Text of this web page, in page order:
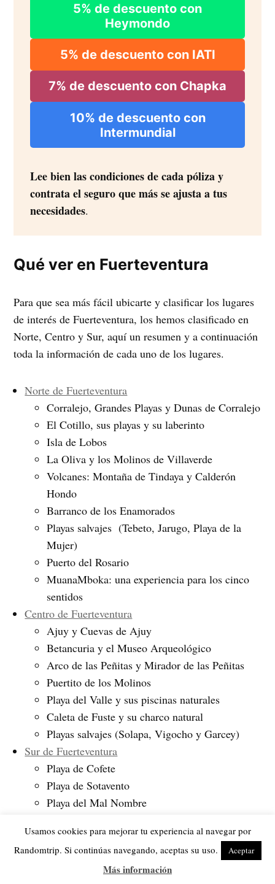
5% de descuento con
Heymondo
5% de descuento con IATI
7% de descuento con Chapka
10% de descuento con
Intermundial
Lee bien las condiciones de cada póliza y
contrata el seguro que más se ajusta a tus
necesidades.
Qué ver en Fuerteventura
Para que sea más fácil ubicarte y clasificar los lugares
de interés de Fuerteventura, los hemos clasificado en
Norte, Centro y Sur, aquí un resumen y a continuación
toda la información de cada uno de los lugares.
Norte de Fuerteventura
Corralejo, Grandes Playas y Dunas de Corralejo
El Cotillo, sus playas y su laberinto
Isla de Lobos
La Oliva y los Molinos de Villaverde
Volcanes: Montaña de Tindaya y Calderón
Hondo
Barranco de los Enamorados
Playas salvajes (Tebeto, Jarugo, Playa de la
Mujer)
Puerto del Rosario
MuanaMboka: una experiencia para los cinco
sentidos
Centro de Fuerteventura
Ajuy y Cuevas de Ajuy
Betancuria y el Museo Arqueológico
Arco de las Peñitas y Mirador de las Peñitas
Puertito de los Molinos
Playa del Valle y sus piscinas naturales
Caleta de Fuste y su charco natural
Playas salvajes (Solapa, Vigocho y Garcey)
Sur de Fuerteventura
Playa de Cofete
Playa de Sotavento
Playa del Mal Nombre
Playa de Costa Calma
Playa de Gran Tarajal
Usamos cookies para mejorar tu experiencia al navegar por
Randomtrip. Si continúas navegando, aceptas su uso.
Aceptar
Más información